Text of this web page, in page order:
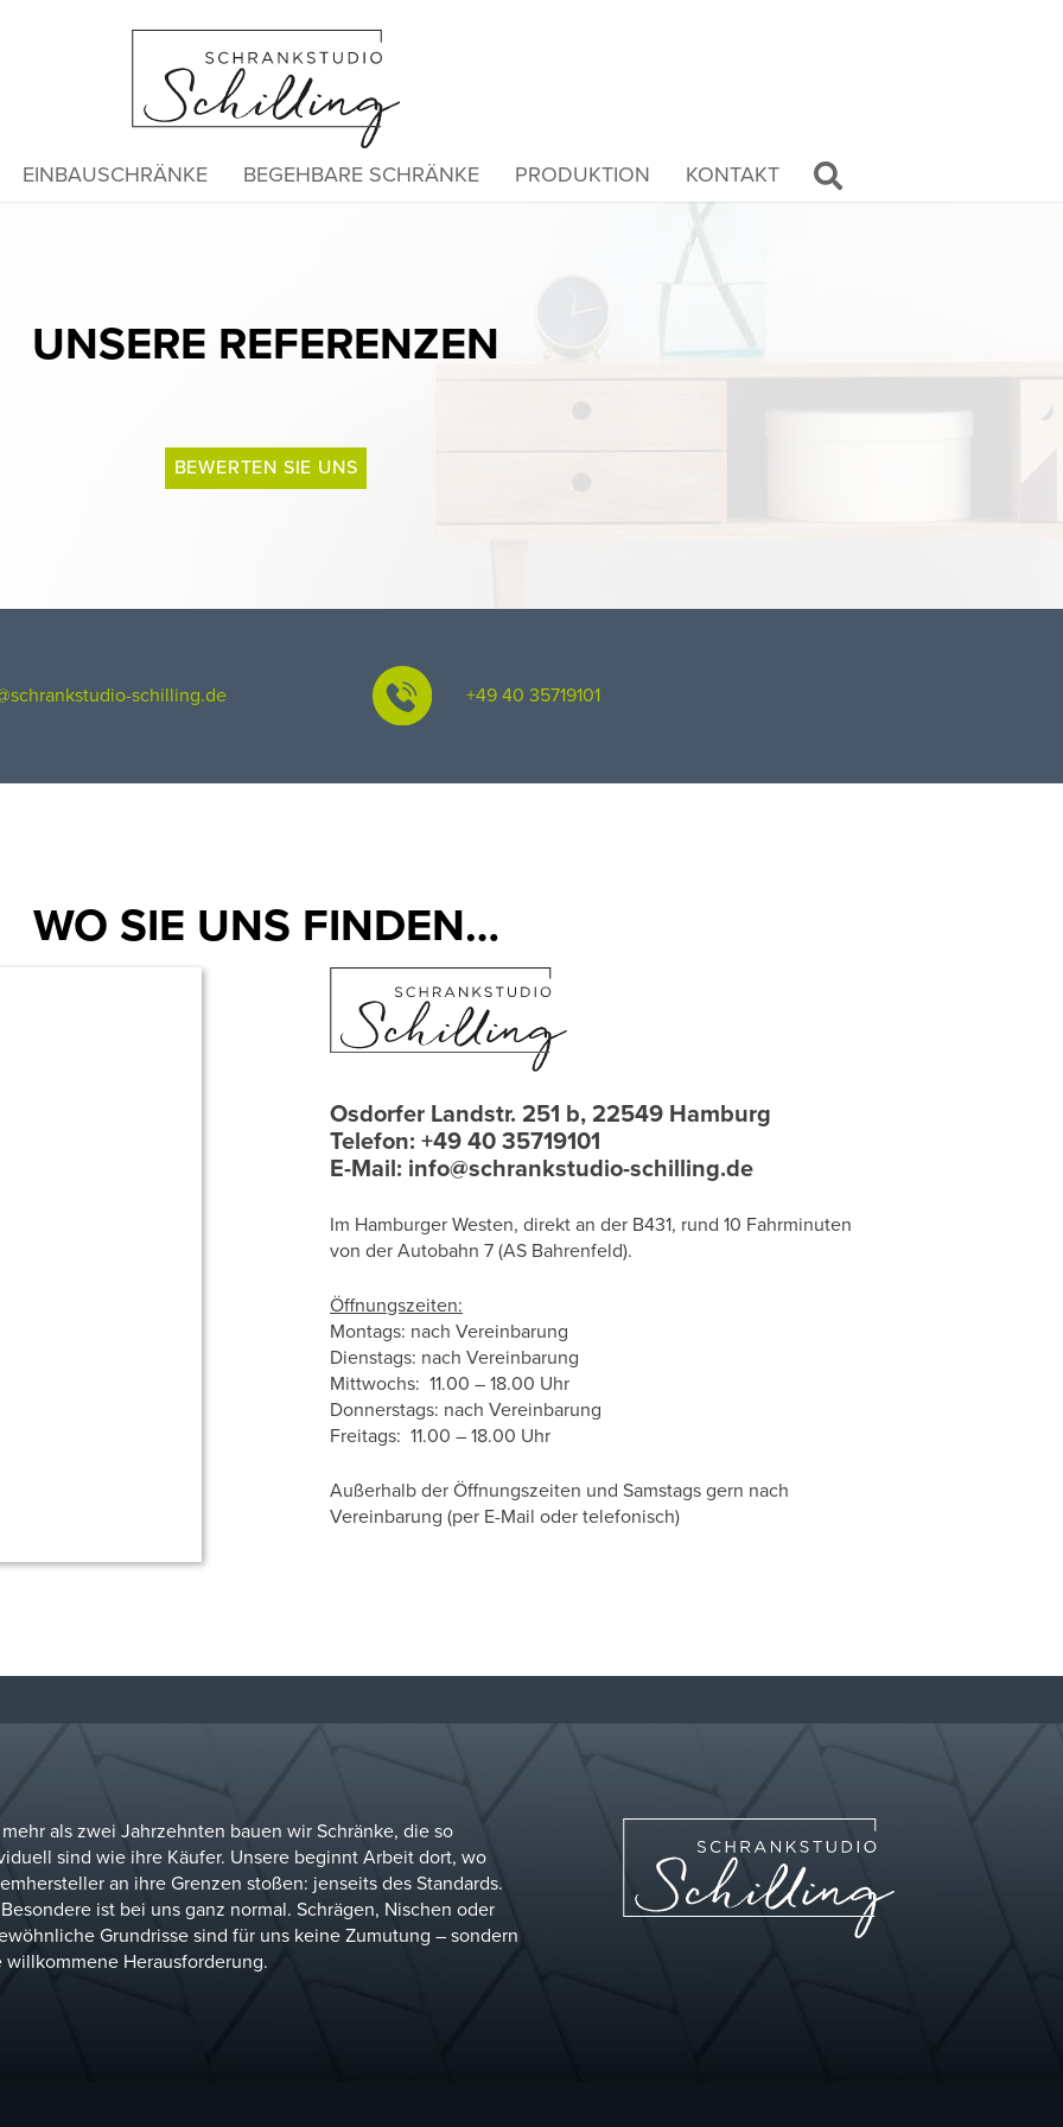
EINBAUSCHRÄNKE BEGEHBARE SCHRÄNKE PRODUKTION KONTAKT
UNSERE REFERENZEN
BEWERTEN SIE UNS
schilling.de +49 40 35719101
WO SIE UNS FINDEN…
Osdorfer Landstr. 251 b, 22549 Hamburg
Telefon: +49 40 35719101
E-Mail: info@schrankstudio-schilling.de
Im Hamburger Westen, direkt an der B431, rund 10 Fahrminuten
von der Autobahn 7 (AS Bahrenfeld).
Öffnungszeiten:
Montags: nach Vereinbarung
Dienstags: nach Vereinbarung
Mittwochs: 11.00 – 18.00 Uhr
Donnerstags: nach Vereinbarung
Freitags: 11.00 – 18.00 Uhr
Außerhalb der Öffnungszeiten und Samstags gern nach
Vereinbarung (per E-Mail oder telefonisch)
als zwei Jahrzehnten bauen wir Schränke, die so
sind wie ihre Käufer. Unsere beginnt Arbeit dort, wo
an ihre Grenzen stoßen: jenseits des Standards.
ist bei uns ganz normal. Schrägen, Nischen oder
Grundrisse sind für uns keine Zumutung – sondern
willkommene Herausforderung.